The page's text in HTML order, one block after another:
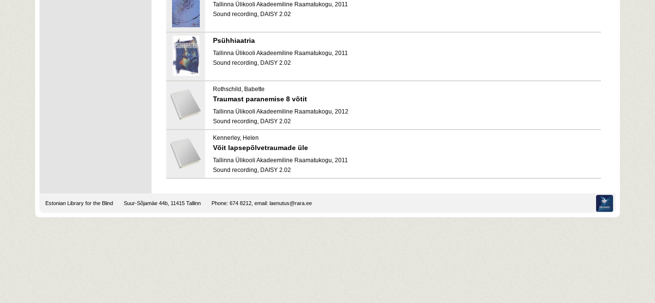
Tallinna Ülikooli Akadeemiline Raamatukogu, 2011
Sound recording, DAISY 2.02
Psühhiaatria
Tallinna Ülikooli Akadeemiline Raamatukogu, 2011
Sound recording, DAISY 2.02
Rothschild, Babette
Traumast paranemise 8 võtit
Tallinna Ülikooli Akadeemiline Raamatukogu, 2012
Sound recording, DAISY 2.02
Kennerley, Helen
Võit lapsepõlvetraumade üle
Tallinna Ülikooli Akadeemiline Raamatukogu, 2011
Sound recording, DAISY 2.02
Estonian Library for the Blind Suur-Sõjamäe 44b, 11415 Tallinn Phone: 674 8212, email: laenutus@rara.ee